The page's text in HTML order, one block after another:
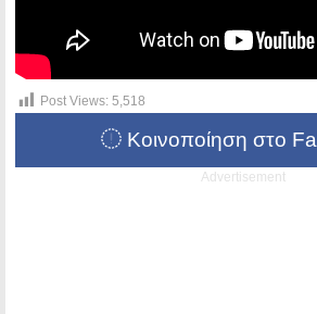
Post Views: 5,518
Κοινοποίηση στο
Advertisement